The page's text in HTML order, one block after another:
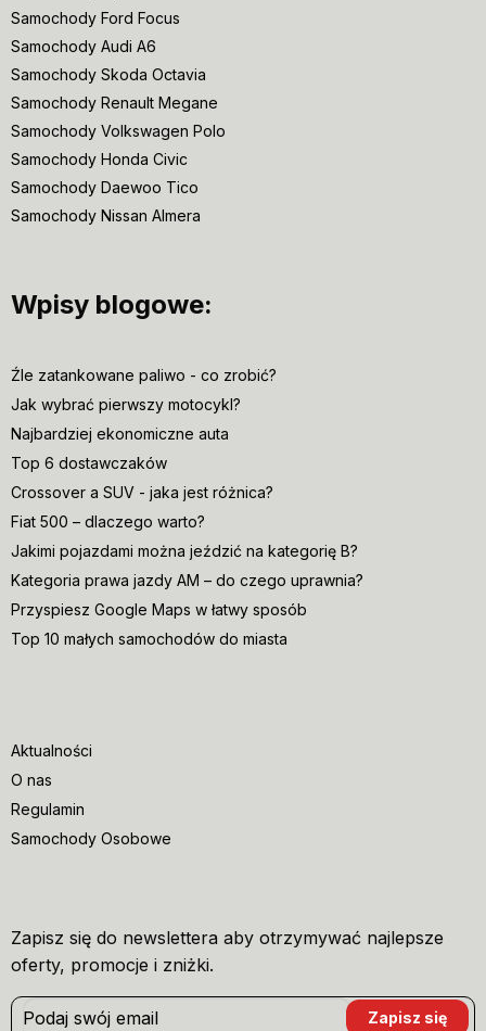
Samochody Ford Focus
Samochody Audi A6
Samochody Skoda Octavia
Samochody Renault Megane
Samochody Volkswagen Polo
Samochody Honda Civic
Samochody Daewoo Tico
Samochody Nissan Almera
Wpisy blogowe:
Źle zatankowane paliwo - co zrobić?
Jak wybrać pierwszy motocykl?
Najbardziej ekonomiczne auta
Top 6 dostawczaków
Crossover a SUV - jaka jest różnica?
Fiat 500 – dlaczego warto?
Jakimi pojazdami można jeździć na kategorię B?
Kategoria prawa jazdy AM – do czego uprawnia?
Przyspiesz Google Maps w łatwy sposób
Top 10 małych samochodów do miasta
Aktualności
O nas
Regulamin
Samochody Osobowe
Zapisz się do newslettera aby otrzymywać najlepsze
oferty, promocje i zniżki.